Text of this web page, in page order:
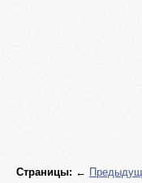
Страницы: ←